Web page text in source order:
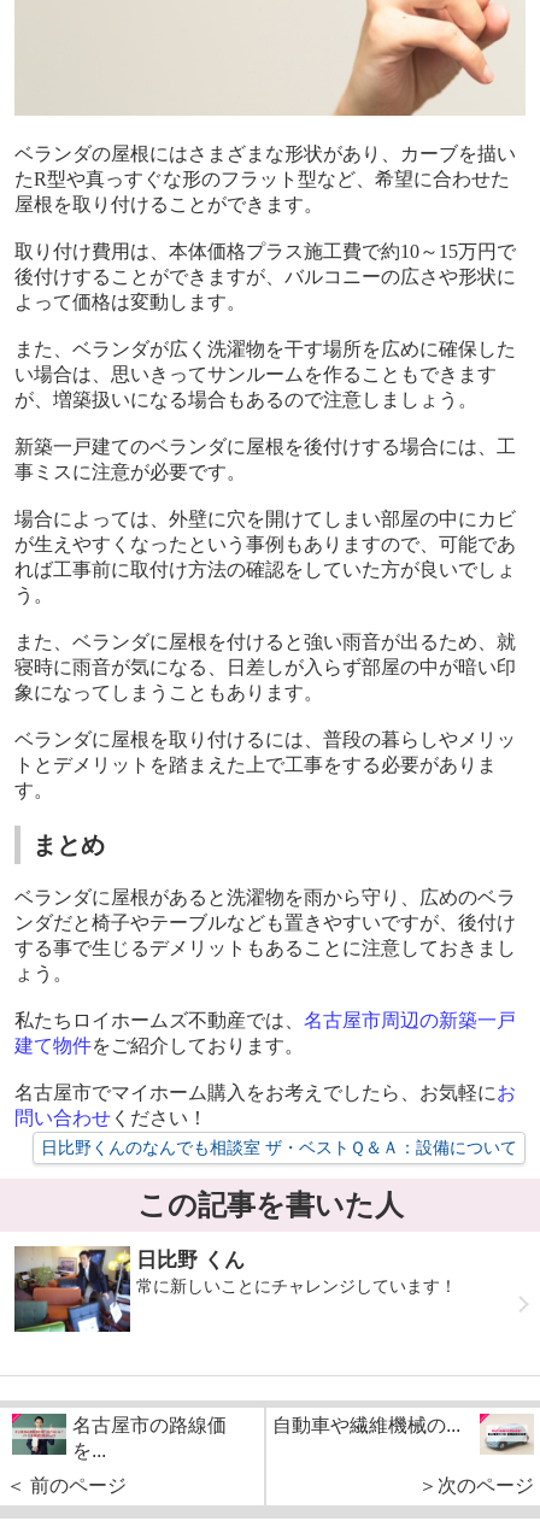
ベランダの屋根にはさまざまな形状があり、カーブを描い
たR型や真っすぐな形のフラット型など、希望に合わせた
屋根を取り付けることができます。
取り付け費用は、本体価格プラス施工費で約10～ 15万円で
後付けすることができますが、バルコニーの広さや形状に
よって価格は変動します。
また、ベランダが広く洗濯物を干す場所を広めに確保した
い場合は、思いきってサンルームを作ることもできます
が、増築扱いになる場合もあるので注意しましょう。
新築一戸建てのベランダに屋根を後付けする場合には、工
事ミスに注意が必要です。
場合によっては、外壁に穴を開けてしまい部屋の中にカビ
が生えやすくなったという事例もありますので、可能であ
れば工事前に取付け方法の確認をしていた方が良いでしょ
う。
また、ベランダに屋根を付けると強い雨音が出るため、就
寝時に雨音が気になる、日差しが入らず部屋の中が暗い印
象になってしまうこともあります。
ベランダに屋根を取り付けるには、普段の暮らしやメリッ
トとデメリットを踏まえた上で工事をする必要がありま
す。
まとめ
ベランダに屋根があると洗濯物を雨から守り、広めのベラ
ンダだと椅子やテーブルなども置きやすいですが、後付け
する事で生じるデメリットもあることに注意しておきまし
ょう。
私たちロイホームズ不動産では、 名古屋市周辺の新築一戸
建て物件をご紹介しております。
名古屋市でマイホーム購入をお考えでしたら、お気軽にお
問い合わせください！
日比野くんのなんでも相談室 ザ・ベストＱ＆Ａ：設備について
この記事を書いた人
日比野 くん
常に新しいことにチャレンジしています！
名古屋市の路線価
を...
＜ 前のページ
自動車や繊維機械の...
＞次のページ